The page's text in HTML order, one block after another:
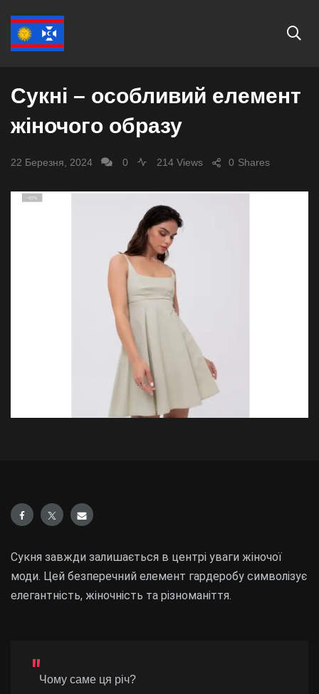
СУСПІЛЬСТВО
Сукні – особливий елемент
жіночого образу
22 Березня, 2024 0 214 Views Shares
0
Сукня завжди залишається в центрі уваги жіночої
моди. Цей безперечний елемент гардеробу символізує
елегантність, жіночність та різноманіття.
Чому саме ця річ?